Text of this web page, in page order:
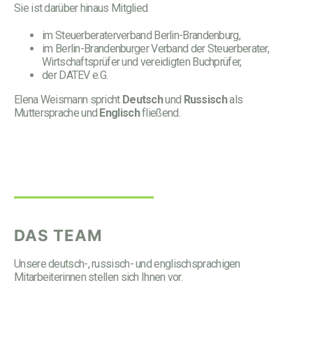
Sie ist darüber hinaus Mitglied
im Steuerberaterverband Berlin-Brandenburg,
im Berlin-Brandenburger Verband der Steuerberater,
Wirtschaftsprüfer und vereidigten Buchprüfer,
der DATEV e.G.
Elena Weismann spricht Deutschund Russischals
Muttersprache und Englischfließend.
DAS TEAM
Unsere deutsch-, russisch- und englischsprachigen
Mitarbeiterinnen stellen sich Ihnen vor.